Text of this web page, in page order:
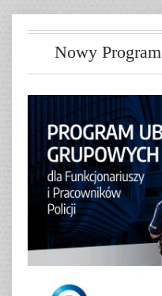
Nowy